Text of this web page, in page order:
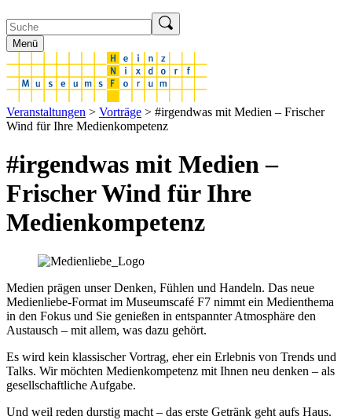
Menü
Veranstaltungen > Vorträge > #irgendwas mit Medien – Frischer
Wind für Ihre Medienkompetenz
#irgendwas mit Medien –
Frischer Wind für Ihre
Medienkompetenz
Medien prägen unser Denken, Fühlen und Handeln. Das neue
Medienliebe-Format im Museumscafé F7 nimmt ein Medienthema
in den Fokus und Sie genießen in entspannter Atmosphäre den
Austausch – mit allem, was dazu gehört.
Es wird kein klassischer Vortrag, eher ein Erlebnis von Trends und
Talks. Wir möchten Medienkompetenz mit Ihnen neu denken – als
gesellschaftliche Aufgabe.
Und weil reden durstig macht – das erste Getränk geht aufs Haus.